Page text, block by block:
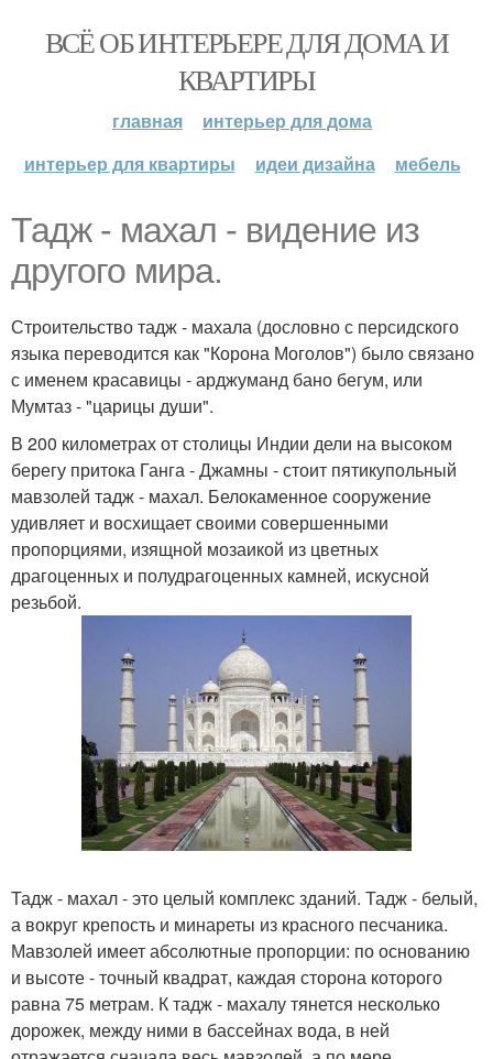
ВСЁ ОБ ИНТЕРЬЕРЕ ДЛЯ ДОМА И
КВАРТИРЫ
главная
интерьер для дома
интерьер для квартиры
идеи дизайна мебель
Тадж - махал - видение из
другого мира.
Строительство тадж - махала (дословно с персидского
языка переводится как "Корона Моголов") было связано
с именем красавицы - арджуманд бано бегум, или
Мумтаз - "царицы души".
В 200 километрах от столицы Индии дели на высоком
берегу притока Ганга - Джамны - стоит пятикупольный
мавзолей тадж - махал. Белокаменное сооружение
удивляет и восхищает своими совершенными
пропорциями, изящной мозаикой из цветных
драгоценных и полудрагоценных камней, искусной
резьбой.
Тадж - махал - это целый комплекс зданий. Тадж - белый,
а вокруг крепость и минареты из красного песчаника.
Мавзолей имеет абсолютные пропорции: по основанию
и высоте - точный квадрат, каждая сторона которого
равна 75 метрам. К тадж - махалу тянется несколько
дорожек, между ними в бассейнах вода, в ней